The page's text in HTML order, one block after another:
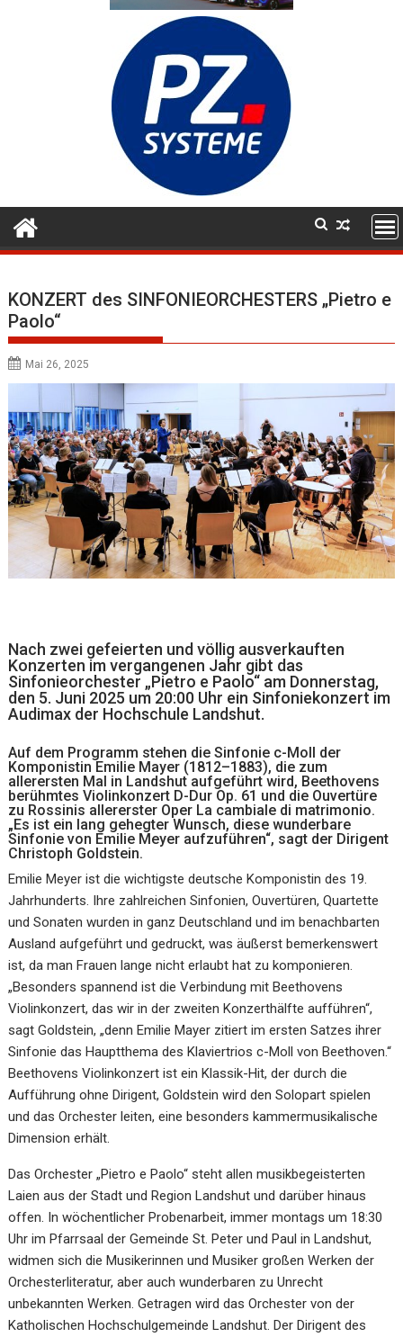
KONZERT des SINFONIEORCHESTERS „Pietro e
Paolo“
Mai 26, 2025
Nach zwei gefeierten und völlig ausverkauften
Konzerten im vergangenen Jahr gibt das
Sinfonieorchester „Pietro e Paolo“ am Donnerstag,
den 5. Juni 2025 um 20:00 Uhr ein Sinfoniekonzert im
Audimax der Hochschule Landshut.
Auf dem Programm stehen die Sinfonie c-Moll der
Komponistin Emilie Mayer (1812–1883), die zum
allerersten Mal in Landshut aufgeführt wird, Beethovens
berühmtes Violinkonzert D-Dur Op. 61 und die Ouvertüre
zu Rossinis allererster Oper La cambiale di matrimonio.
„Es ist ein lang gehegter Wunsch, diese wunderbare
Sinfonie von Emilie Meyer aufzuführen“, sagt der Dirigent
Christoph Goldstein.
Emilie Meyer ist die wichtigste deutsche Komponistin des 19.
Jahrhunderts. Ihre zahlreichen Sinfonien, Ouvertüren, Quartette
und Sonaten wurden in ganz Deutschland und im benachbarten
Ausland aufgeführt und gedruckt, was äußerst bemerkenswert
ist, da man Frauen lange nicht erlaubt hat zu komponieren.
„Besonders spannend ist die Verbindung mit Beethovens
Violinkonzert, das wir in der zweiten Konzerthälfte aufführen“,
sagt Goldstein, „denn Emilie Mayer zitiert im ersten Satzes ihrer
Sinfonie das Hauptthema des Klaviertrios c-Moll von Beethoven.“
Beethovens Violinkonzert ist ein Klassik-Hit, der durch die
Aufführung ohne Dirigent, Goldstein wird den Solopart spielen
und das Orchester leiten, eine besonders kammermusikalische
Dimension erhält.
Das Orchester „Pietro e Paolo“ steht allen musikbegeisterten
Laien aus der Stadt und Region Landshut und darüber hinaus
offen. In wöchentlicher Probenarbeit, immer montags um 18:30
Uhr im Pfarrsaal der Gemeinde St. Peter und Paul in Landshut,
widmen sich die Musikerinnen und Musiker großen Werken der
Orchesterliteratur, aber auch wunderbaren zu Unrecht
unbekannten Werken. Getragen wird das Orchester von der
Katholischen Hochschulgemeinde Landshut. Der Dirigent des